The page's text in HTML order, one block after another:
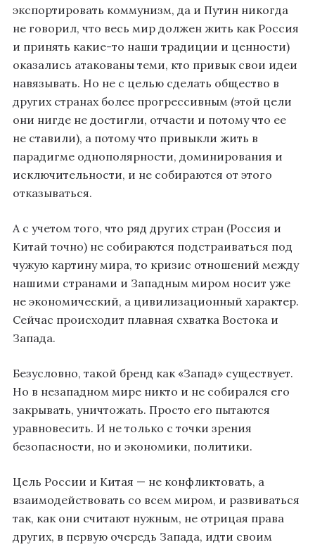
экспортировать коммунизм, да и Путин никогда
не говорил, что весь мир должен жить как Россия
и принять какие-то наши традиции и ценности)
оказались атакованы теми, кто привык свои идеи
навязывать. Но не с целью сделать общество в
других странах более прогрессивным (этой цели
они нигде не достигли, отчасти и потому что ее
не ставили), а потому что привыкли жить в
парадигме однополярности, доминирования и
исключительности, и не собираются от этого
отказываться.
А с учетом того, что ряд других стран (Россия и
Китай точно) не собираются подстраиваться под
чужую картину мира, то кризис отношений между
нашими странами и Западным миром носит уже
не экономический, а цивилизационный характер.
Сейчас происходит плавная схватка Востока и
Запада.
Безусловно, такой бренд как «Запад» существует.
Но в незападном мире никто и не собирался его
закрывать, уничтожать. Просто его пытаются
уравновесить. И не только с точки зрения
безопасности, но и экономики, политики.
Цель России и Китая — не конфликтовать, а
взаимодействовать со всем миром, и развиваться
так, как они считают нужным, не отрицая права
других, в первую очередь Запада, идти своим